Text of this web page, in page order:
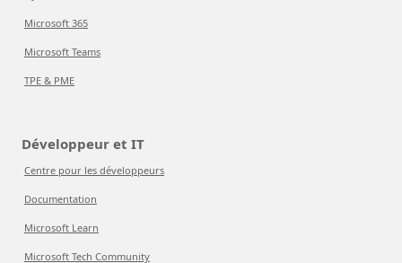
Microsoft 365
Microsoft Teams
TPE & PME
Développeur et IT
Centre pour les développeurs
Documentation
Microsoft Learn
Microsoft Tech Community